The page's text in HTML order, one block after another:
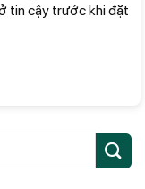
tin cậy trước khi đặt